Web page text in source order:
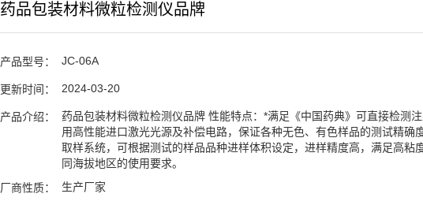
药品包装材料微粒检测仪品牌
产品型号： JC-06A
更新时间： 2024-03-20
产品介绍：
药品包装材料微粒检测仪品牌 性能特点：*满足《中国药典》可直接检测
用高性能进口激光光源及补偿电路，保证各种无色、有色样品的测试精
取样系统，可根据测试的样品品种进样体积设定，进样精度高，满足高
同海拔地区的使用要求。
厂商性质： 生产厂家